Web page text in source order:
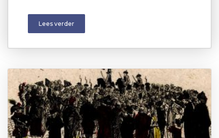
Lees verder